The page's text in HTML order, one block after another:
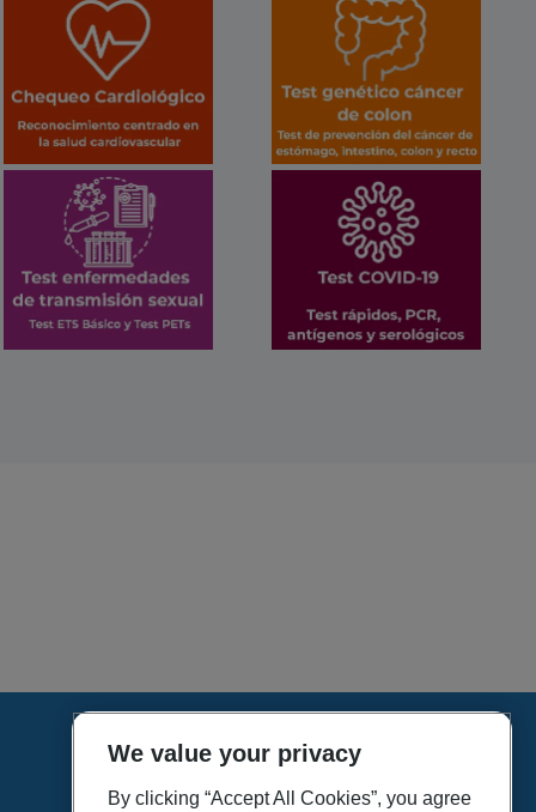
HOME
VÍDEOS
We value your privacy
By clicking “Accept All Cookies”, you agree